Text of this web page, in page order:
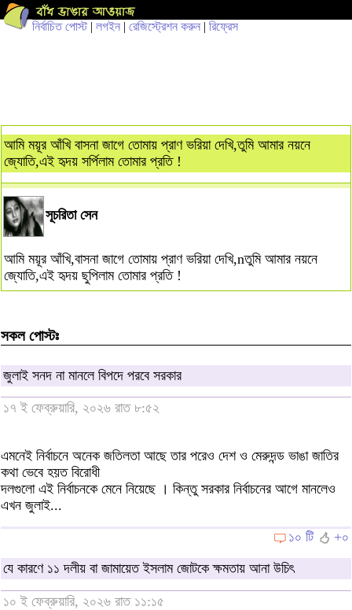
নির্বাচিত পোস্ট| লগইন | রেজিস্ট্রেশন করুন | রিফ্রেস
আমি ময়ূর আঁখি বাসনা জাগে তোমায় প্রাণ ভরিয়া দেখি,তুমি আমার নয়নে
জ্যোতি,এই হৃদয় সর্পিলাম তোমার প্রতি !
সূচরিতা সেন
আমি ময়ূর আঁখি,বাসনা জাগে তোমায় প্রাণ ভরিয়া দেখি,nতুমি আমার নয়নে
জ্যোতি,এই হৃদয় ছুপিলাম তোমার প্রতি !
সকল পোস্টঃ
জুলাই সনদ না মানলে বিপদে পরবে সরকার
১৭ ই ফেব্রুয়ারি, ২০২৬ রাত ৮:৫২
এমনেই নির্বাচনে অনেক জতিলতা আছে তার পরেও দেশ ও মেরুদন্ড ভাঙা জাতির
কথা ভেবে হয়ত বিরোধী
দলগুলো এই নির্বাচনকে মেনে নিয়েছে । কিন্তু সরকার নির্বাচনের আগে মানলেও
এখন জুলাই...
১০ টি
+০
যে কারণে ১১ দলীয় বা জামায়েত ইসলাম জোটকে ক্ষমতায় আনা উচিৎ
১০ ই ফেব্রুয়ারি, ২০২৬ রাত ১১:১৫